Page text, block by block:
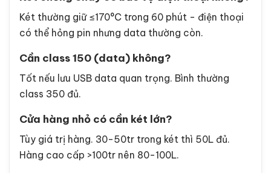
Két thường giữ ≤170°C trong 60 phút - điện thoại
có thể hỏng pin nhưng data thường còn.
Cần class 150 (data) không?
Tốt nếu lưu USB data quan trọng. Bình thường
class 350 đủ.
Cửa hàng nhỏ có cần két lớn?
Tùy giá trị hàng. 30-50tr trong két thì 50L đủ.
Hàng cao cấp >100tr nên 80-100L.